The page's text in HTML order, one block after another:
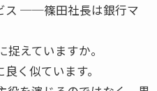
ス ──篠田社長は銀行マ
えていますか。
く似ています。